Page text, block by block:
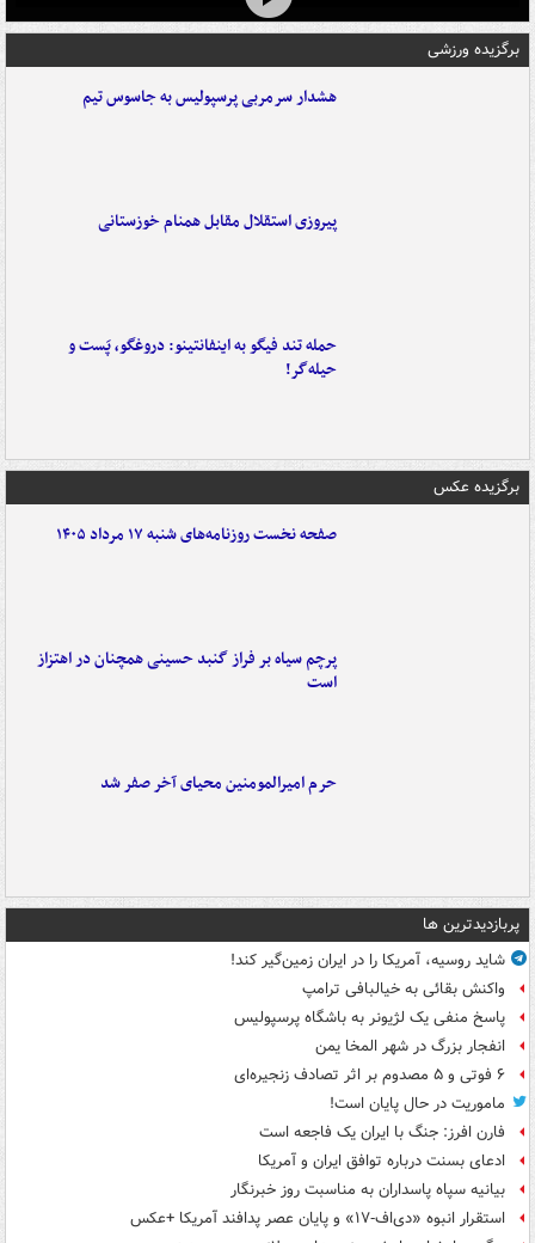
برگزیده ورزشی
هشدار سرمربی پرسپولیس به جاسوس تیم
پیروزی استقلال مقابل همنام خوزستانی
حمله تند فیگو به اینفانتینو: دروغگو، پَست‌ و
حیله‌گر!
برگزیده عکس
صفحه نخست روزنامه‌های شنبه ۱۷ مرداد ۱۴۰۵
پرچم سیاه بر فراز گنبد حسینی همچنان در اهتزاز
است
حرم امیرالمومنین محیای آخر صفر شد
پربازدیدترین ها
شاید روسیه، آمریکا را در ایران زمین‌گیر کند!
واکنش بقائی به خیالبافی ترامپ
پاسخ منفی یک لژیونر به باشگاه پرسپولیس
انفجار بزرگ در شهر المخا یمن
۶ فوتی و ۵ مصدوم بر اثر تصادف زنجیره‌ای
ماموریت در حال پایان است!
فارن افرز: جنگ با ایران یک فاجعه است
ادعای بسنت درباره توافق ایران و آمریکا
بیانیه سپاه پاسداران به مناسبت روز خبرنگار
استقرار انبوه «دی‌اف‑۱۷» و پایان عصر پدافند آمریکا +عکس